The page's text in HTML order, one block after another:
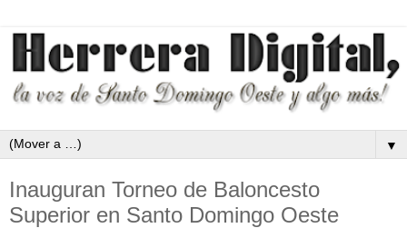
▼
Inauguran Torneo de Baloncesto
Superior en Santo Domingo Oeste